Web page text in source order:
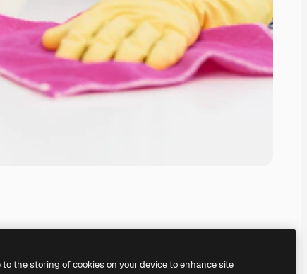
to the storing of cookies on your device to enhance site